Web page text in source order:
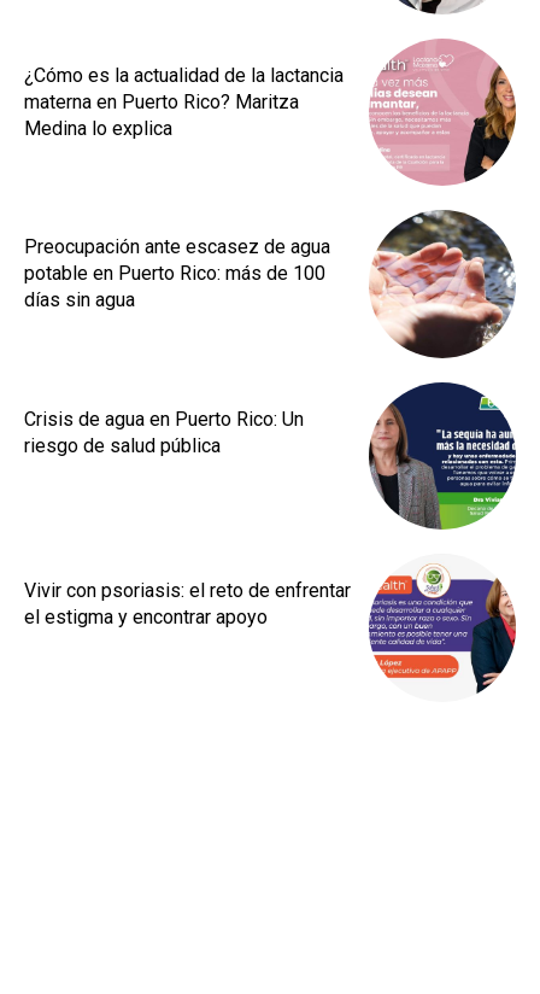
¿Cómo es la actualidad de la lactancia
materna en Puerto Rico? Maritza
Medina lo explica
Preocupación ante escasez de agua
potable en Puerto Rico: más de 100
días sin agua
Crisis de agua en Puerto Rico: Un
riesgo de salud pública
Vivir con psoriasis: el reto de enfrentar
el estigma y encontrar apoyo